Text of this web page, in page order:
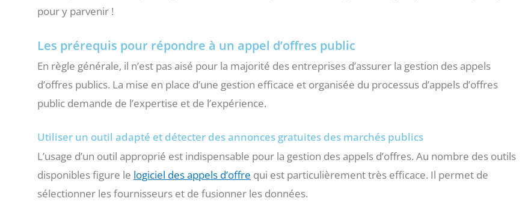
pour y parvenir !
Les prérequis pour répondre à un appel d’offres public
En règle générale, il n’est pas aisé pour la majorité des entreprises d’assurer la gestion des appels
d’offres publics. La mise en place d’une gestion efficace et organisée du processus d’appels d’offres
public demande de l’expertise et de l’expérience.
Utiliser un outil adapté et détecter des annonces gratuites des marchés publics
L’usage d’un outil approprié est indispensable pour la gestion des appels d’offres. Au nombre des outils
disponibles figure le logiciel des appels d’offre qui est particulièrement très efficace. Il permet de
sélectionner les fournisseurs et de fusionner les données.